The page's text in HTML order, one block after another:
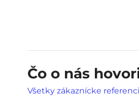
Čo o nás
Všetky zákaznícke